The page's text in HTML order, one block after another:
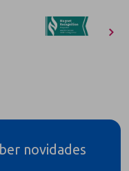
novidades